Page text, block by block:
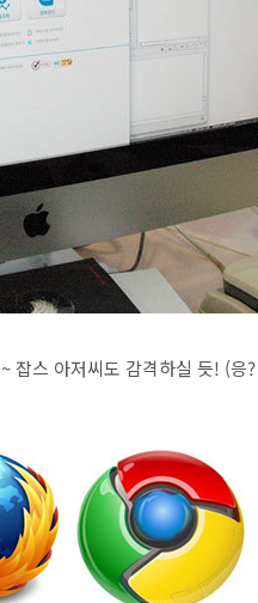
잡스 아저씨도 감격하실 듯! (응